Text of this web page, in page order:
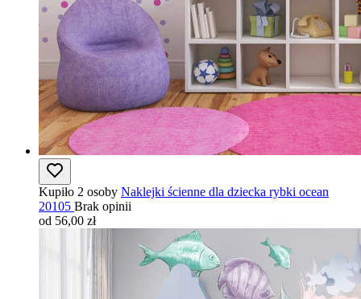
Kupiło 2 osoby Naklejki ścienne dla dziecka rybki ocean
20105 Brak opinii
od 56,00 zł